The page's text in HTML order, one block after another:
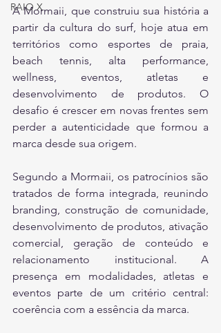
RAIO X
A Mormaii, que construiu sua história a
partir da cultura do surf, hoje atua em
territórios como esportes de praia,
beach tennis, alta performance,
wellness, eventos, atletas e
desenvolvimento de produtos. O
desafio é crescer em novas frentes sem
perder a autenticidade que formou a
marca desde sua origem.
Segundo a Mormaii, os patrocínios são
tratados de forma integrada, reunindo
branding, construção de comunidade,
desenvolvimento de produtos, ativação
comercial, geração de conteúdo e
relacionamento institucional. A
presença em modalidades, atletas e
eventos parte de um critério central:
coerência com a essência da marca.